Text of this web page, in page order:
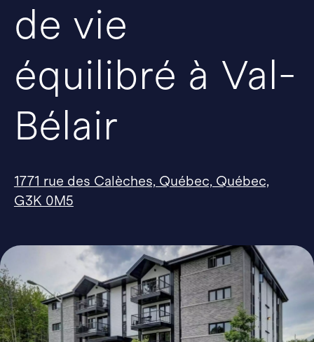
de vie
équilibré à Val-
Bélair
1771 rue des Calèches, Québec, Québec,
G3K 0M5